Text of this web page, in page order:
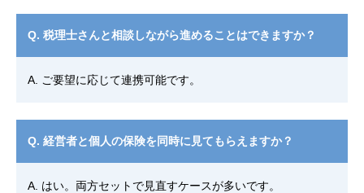
Q. 税理士さんと相談しながら進めることはできますか？
A. ご要望に応じて連携可能です。
Q. 経営者と個人の保険を同時に見てもらえますか？
A. はい。両方セットで見直すケースが多いです。